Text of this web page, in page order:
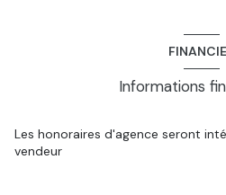
Informations
Les honoraires d'agence seront
vendeur